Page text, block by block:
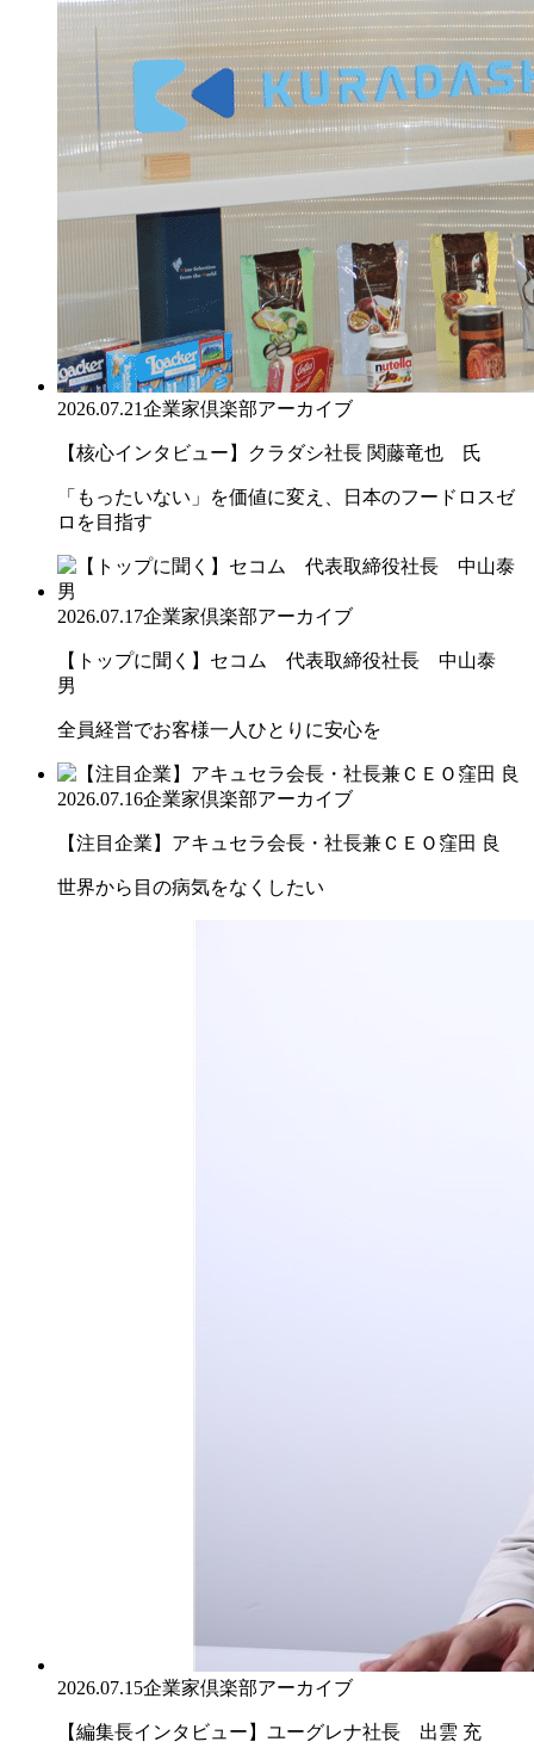
2026.07.21企業家倶楽部アーカイブ
【核心インタビュー】クラダシ社長 関藤竜也 氏
「もったいない」を価値に変え、日本のフードロスゼ
ロを目指す
2026.07.17企業家倶楽部アーカイブ
【トップに聞く】セコム 代表取締役社長 中山泰
男
全員経営でお客様一人ひとりに安心を
2026.07.16企業家倶楽部アーカイブ
【注目企業】アキュセラ会長・社長兼ＣＥＯ窪田 良
世界から目の病気をなくしたい
2026.07.15企業家倶楽部アーカイブ
【編集長インタビュー】ユーグレナ社長 出雲 充